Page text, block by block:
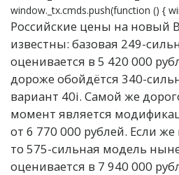
window._tx.cmds.push(function () {
Российские цены на новый
известны: базовая 249-
оценивается в 5 420 000
дороже обойдётся 340-
вариант 40i. Самой же
момент является
от 6 770 000 рублей. Если же
то 575-сильная модель
оценивается в 7 940 000